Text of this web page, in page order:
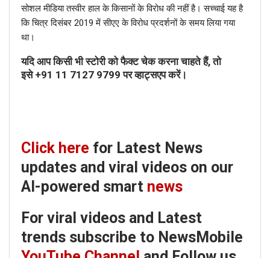
सोशल मीडिया तस्वीर हाल के किसानों के विरोध की नहीं है। सच्चाई यह है
कि चित्र दिसंबर 2019 में सीएए के विरोध प्रदर्शनों के समय लिया गया
था।
यदि आप किसी भी स्टोरी को फैक्ट चेक करना चाहते हैं, तो
इसे+91 11 7127 9799पर व्हाट्सएप करें।
Click here for Latest News
updates and viral videos on our
AI-powered smart news
For viral videos and Latest
trends subscribe to NewsMobile